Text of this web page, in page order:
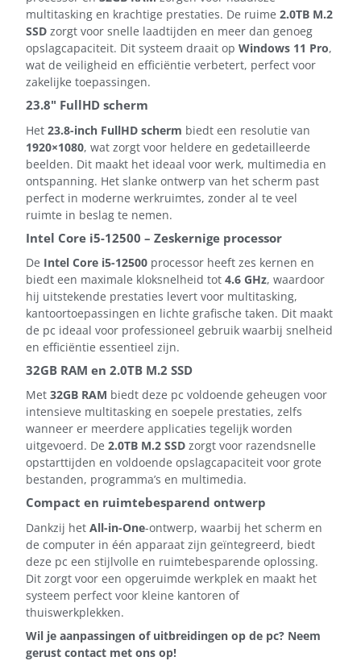
multitasking en krachtige prestaties. De ruime 2.0TB M.2
SSD zorgt voor snelle laadtijden en meer dan genoeg
opslagcapaciteit. Dit systeem draait op Windows 11 Pro,
wat de veiligheid en efficiëntie verbetert, perfect voor
zakelijke toepassingen.
23.8" FullHD scherm
Het 23.8-inch FullHD scherm biedt een resolutie van
1920×1080, wat zorgt voor heldere en gedetailleerde
beelden. Dit maakt het ideaal voor werk, multimedia en
ontspanning. Het slanke ontwerp van het scherm past
perfect in moderne werkruimtes, zonder al te veel
ruimte in beslag te nemen.
Intel Core i5-12500 – Zeskernige processor
De Intel Core i5-12500 processor heeft zes kernen en
biedt een maximale kloksnelheid tot 4.6 GHz, waardoor
hij uitstekende prestaties levert voor multitasking,
kantoortoepassingen en lichte grafische taken. Dit maakt
de pc ideaal voor professioneel gebruik waarbij snelheid
en efficiëntie essentieel zijn.
32GB RAM en 2.0TB M.2 SSD
Met 32GB RAM biedt deze pc voldoende geheugen voor
intensieve multitasking en soepele prestaties, zelfs
wanneer er meerdere applicaties tegelijk worden
uitgevoerd. De 2.0TB M.2 SSD zorgt voor razendsnelle
opstarttijden en voldoende opslagcapaciteit voor grote
bestanden, programma’s en multimedia.
Compact en ruimtebesparend ontwerp
Dankzij het All-in-One-ontwerp, waarbij het scherm en
de computer in één apparaat zijn geïntegreerd, biedt
deze pc een stijlvolle en ruimtebesparende oplossing.
Dit zorgt voor een opgeruimde werkplek en maakt het
systeem perfect voor kleine kantoren of
thuiswerkplekken.
Wil je aanpassingen of uitbreidingen op de pc? Neem
gerust contact met ons op!